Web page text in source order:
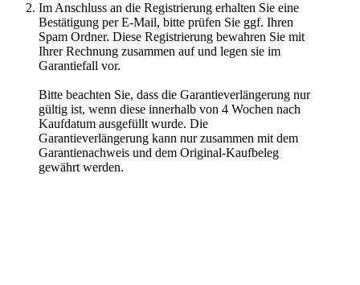
Im Anschluss an die Registrierung erhalten Sie eine
Bestätigung per E-Mail, bitte prüfen Sie ggf. Ihren
Spam Ordner. Diese Registrierung bewahren Sie mit
Ihrer Rechnung zusammen auf und legen sie im
Garantiefall vor.
Bitte beachten Sie, dass die Garantieverlängerung nur
gültig ist, wenn diese innerhalb von 4 Wochen nach
Kaufdatum ausgefüllt wurde. Die
Garantieverlängerung kann nur zusammen mit dem
Garantienachweis und dem Original-Kaufbeleg
gewährt werden.